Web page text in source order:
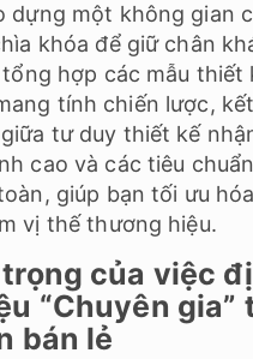
dựng một không gian
khóa để giữ chân
hợp các mẫu thiết
tính chiến lược,
tư duy thiết kế
cao và các tiêu
giúp bạn tối ưu
vị thế thương hiệu.
của việc
“Chuyên gia”
bán lẻ